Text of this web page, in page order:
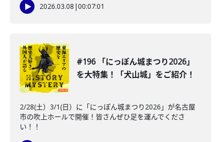
2026.03.08 |00:07:01
#196 「にっぽん城まつり2026」
を大特集！「犬山城」をご紹介！
2/28(土）3/1(日）に「にっぽん城まつり2026」が名古屋
市の吹上ホールで開催！皆さんぜひ足を運んでくださ
い！！